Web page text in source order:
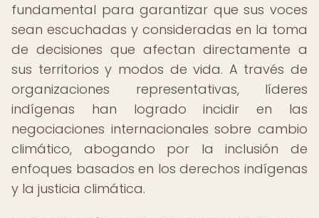
fundamental para garantizar que sus voces
sean escuchadas y consideradas en la toma
de decisiones que afectan directamente a
sus territorios y modos de vida. A través de
organizaciones representativas, líderes
indígenas han logrado incidir en las
negociaciones internacionales sobre cambio
climático, abogando por la inclusión de
enfoques basados en los derechos indígenas
y la justicia climática.